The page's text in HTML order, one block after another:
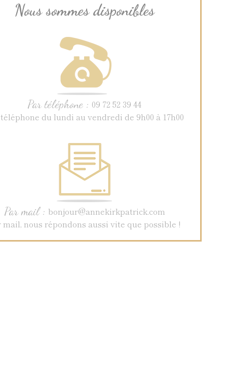
Nous sommes disponibles
Par téléphone : 09 72 52 39 44
du lundi au vendredi de 9h00 à 17h00
Par mail : bonjour@annekirkpatrick.com
mail, nous répondons aussi vite que possible !